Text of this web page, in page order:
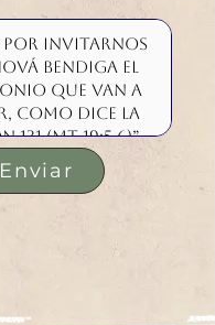
Enviar